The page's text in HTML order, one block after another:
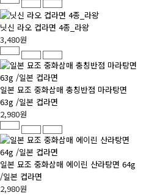
닛신 라오 컵라면 4종_라왕
3,480원
일본 묘조 중화삼매 충칭반점 마라탕면
63g /일본 컵라면
2,980원
일본 묘조 중화삼매 에이린 산라탕면 64g
/일본 컵라면
2,980원